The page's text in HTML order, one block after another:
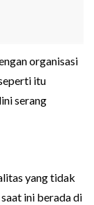
organisasi
itu
serang
yang tidak
ini berada di